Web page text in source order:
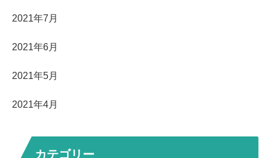
2021年7月
2021年6月
2021年5月
2021年4月
カテゴリー